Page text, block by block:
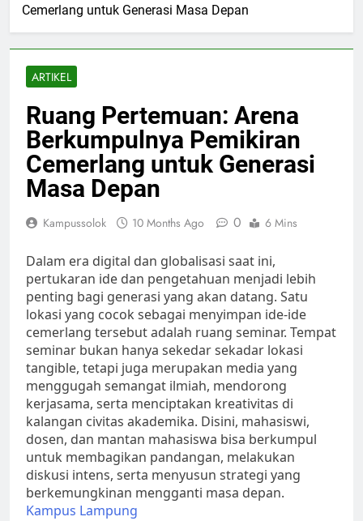
Cemerlang untuk Generasi Masa Depan
ARTIKEL
Ruang Pertemuan: Arena
Berkumpulnya Pemikiran
Cemerlang untuk Generasi
Masa Depan
Kampussolok 10 Months Ago 0 6 Mins
Dalam era digital dan globalisasi saat ini,
pertukaran ide dan pengetahuan menjadi lebih
penting bagi generasi yang akan datang. Satu
lokasi yang cocok sebagai menyimpan ide-ide
cemerlang tersebut adalah ruang seminar. Tempat
seminar bukan hanya sekedar sekadar lokasi
tangible, tetapi juga merupakan media yang
menggugah semangat ilmiah, mendorong
kerjasama, serta menciptakan kreativitas di
kalangan civitas akademika. Disini, mahasiswi,
dosen, dan mantan mahasiswa bisa berkumpul
untuk membagikan pandangan, melakukan
diskusi intens, serta menyusun strategi yang
berkemungkinan mengganti masa depan.
Kampus Lampung